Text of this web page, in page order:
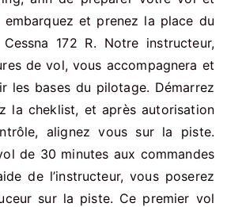
embarquez et prenez la place du
172 R. Notre instructeur,
de vol, vous accompagnera et
les bases du pilotage. Démarrez
la cheklist, et après autorisation
alignez vous sur la piste.
de 30 minutes aux commandes
de l’instructeur, vous poserez
sur la piste. Ce premier vol